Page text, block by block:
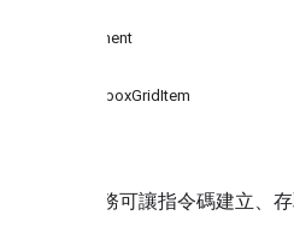
Alignment
CheckboxGridItem
這項服務可讓指令碼建立、